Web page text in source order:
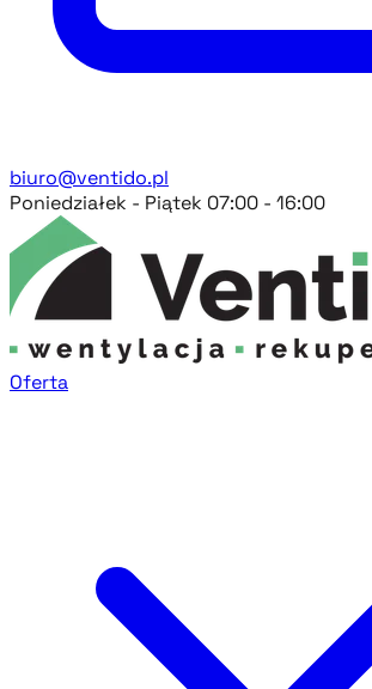
biuro@ventido.pl
Poniedziałek - Piątek 07:00 - 16:00
Oferta